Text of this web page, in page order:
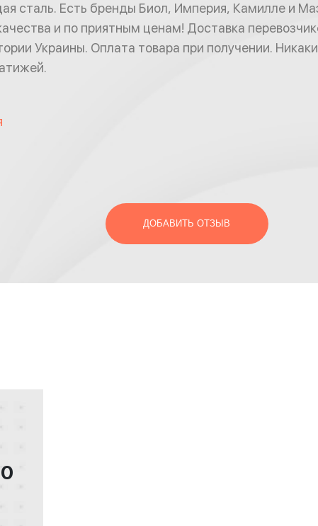
сталь. Есть бренды Биол, Империя, Камилле и
и по приятным ценам! Доставка
Украины. Оплата товара при получении.
ДОБАВИТЬ ОТЗЫВ
0